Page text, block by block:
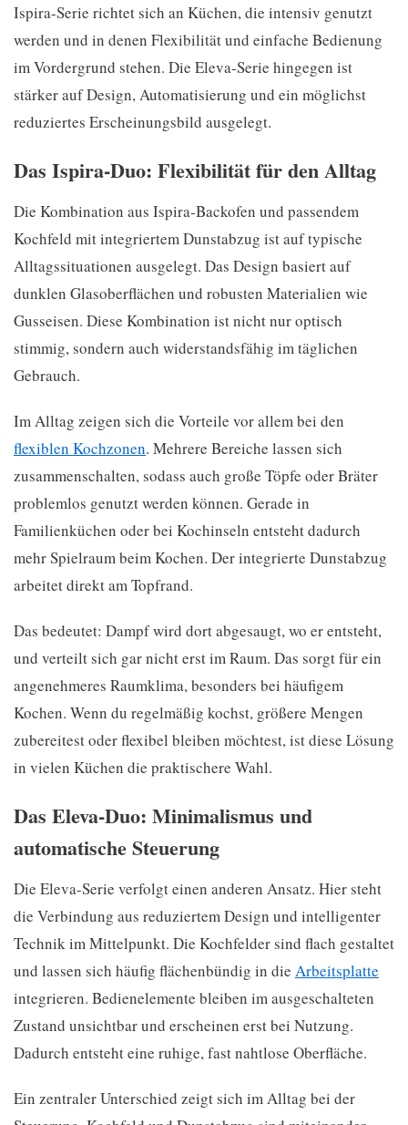
Ispira-Serie richtet sich an Küchen, die intensiv genutzt
werden und in denen Flexibilität und einfache Bedienung
im Vordergrund stehen. Die Eleva-Serie hingegen ist
stärker auf Design, Automatisierung und ein möglichst
reduziertes Erscheinungsbild ausgelegt.
Das Ispira-Duo: Flexibilität für den Alltag
Die Kombination aus Ispira-Backofen und passendem
Kochfeld mit integriertem Dunstabzug ist auf typische
Alltagssituationen ausgelegt. Das Design basiert auf
dunklen Glasoberflächen und robusten Materialien wie
Gusseisen. Diese Kombination ist nicht nur optisch
stimmig, sondern auch widerstandsfähig im täglichen
Gebrauch.
Im Alltag zeigen sich die Vorteile vor allem bei den
flexiblen Kochzonen. Mehrere Bereiche lassen sich
zusammenschalten, sodass auch große Töpfe oder Bräter
problemlos genutzt werden können. Gerade in
Familienküchen oder bei Kochinseln entsteht dadurch
mehr Spielraum beim Kochen. Der integrierte Dunstabzug
arbeitet direkt am Topfrand.
Das bedeutet: Dampf wird dort abgesaugt, wo er entsteht,
und verteilt sich gar nicht erst im Raum. Das sorgt für ein
angenehmeres Raumklima, besonders bei häufigem
Kochen. Wenn du regelmäßig kochst, größere Mengen
zubereitest oder flexibel bleiben möchtest, ist diese Lösung
in vielen Küchen die praktischere Wahl.
Das Eleva-Duo: Minimalismus und
automatische Steuerung
Die Eleva-Serie verfolgt einen anderen Ansatz. Hier steht
die Verbindung aus reduziertem Design und intelligenter
Technik im Mittelpunkt. Die Kochfelder sind flach gestaltet
und lassen sich häufig flächenbündig in die Arbeitsplatte
integrieren. Bedienelemente bleiben im ausgeschalteten
Zustand unsichtbar und erscheinen erst bei Nutzung.
Dadurch entsteht eine ruhige, fast nahtlose Oberfläche.
Ein zentraler Unterschied zeigt sich im Alltag bei der